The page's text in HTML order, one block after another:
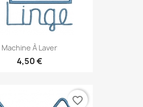
Machine À Laver
4,50 €
favorite_border